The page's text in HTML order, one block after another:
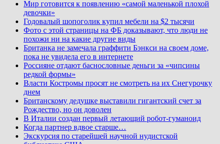
Мир готовится к появлению «самой маленькой плохой
девочки»
Годовалый шопоголик купил мебели на $2 тысячи
Фото с этой страницы на ФБ доказывают, что люди не
похожи ни на какие другие виды
Британка не замечала граффити Бэнкси на своем доме,
пока не увидела его в интернете
Россияне отдают баснословные деньги за «чипсины
редкой формы»
Власти Костромы просят не смотреть на их Снегурочку
днем
Британскому дедушке выставили гигантский счет за
Рождество, но он доволен
В Италии создан первый летающий робот-гуманоид
Когда партнер вдвое старше…
Экскурсия по старейшей научной нудистской